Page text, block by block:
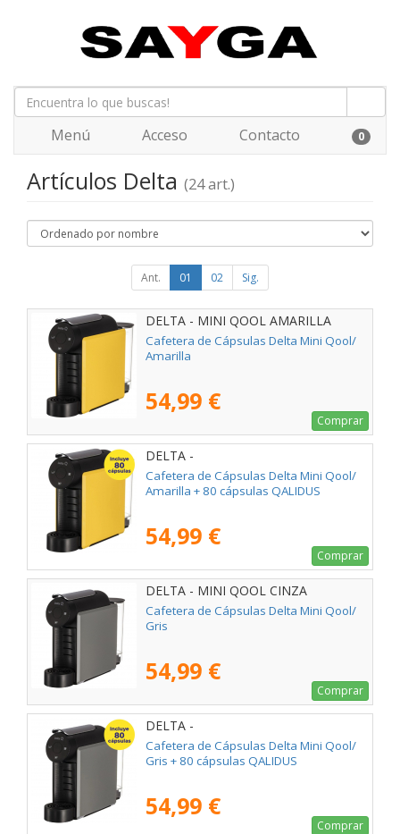
Menú Acceso Contacto 0
Artículos Delta (24 art.)
Ant. 01 02 Sig.
DELTA - MINI QOOL AMARILLA
Cafetera de Cápsulas Delta Mini Qool/
Amarilla
54,99 €
Comprar
DELTA -
Cafetera de Cápsulas Delta Mini Qool/
Amarilla + 80 cápsulas QALIDUS
54,99 €
Comprar
DELTA - MINI QOOL CINZA
Cafetera de Cápsulas Delta Mini Qool/
Gris
54,99 €
Comprar
DELTA -
Cafetera de Cápsulas Delta Mini Qool/
Gris + 80 cápsulas QALIDUS
54,99 €
Comprar